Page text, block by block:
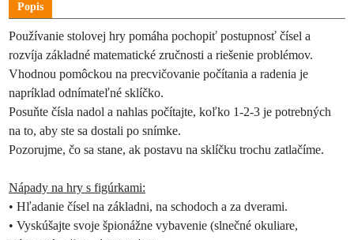
Popis
Používanie stolovej hry pomáha pochopiť postupnosť čísel a
rozvíja základné matematické zručnosti a riešenie problémov.
Vhodnou pomôckou na precvičovanie počítania a radenia je
napríklad odnímateľné sklíčko.
Posuňte čísla nadol a nahlas počítajte, koľko 1-2-3 je potrebných
na to, aby ste sa dostali po snímke.
Pozorujme, čo sa stane, ak postavu na sklíčku trochu zatlačíme.
Nápady na hry s figúrkami:
• Hľadanie čísel na základni, na schodoch a za dverami.
• Vyskúšajte svoje špionážne vybavenie (slnečné okuliare,